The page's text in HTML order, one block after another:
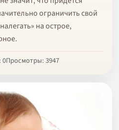
ограничить свой
на острое,
0Просмотры: 3947